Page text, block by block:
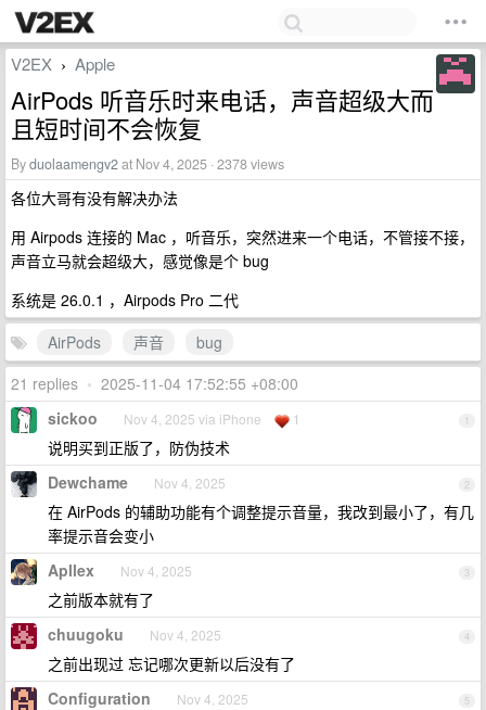
V2EX › Apple
AirPods 听音乐时来电话，声音超级大而
且短时间不会恢复
Byduolaamengv2at Nov 4, 2025 · 2378 views
各位大哥有没有解决办法
用 Airpods 连接的 Mac ，听音乐，突然进来一个电话，不管接不接，
声音立马就会超级大，感觉像是个 bug
系统是 26.0.1 ，Airpods Pro 二代
AirPods
声音
bug
21 replies • 2025-11-04 17:52:55 +08:00
1
sickoo Nov 4, 2025 via iPhone 1
说明买到正版了，防伪技术
2
Dewchame Nov 4, 2025
在 AirPods 的辅助功能有个调整提示音量，我改到最小了，有几
率提示音会变小
3
Apllex Nov 4, 2025
之前版本就有了
4
chuugoku Nov 4, 2025
之前出现过 忘记哪次更新以后没有了
5
Configuration Nov 4, 2025